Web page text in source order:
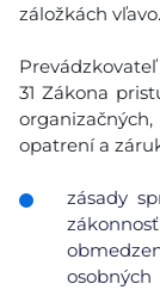
záložkách vľavo.
31 Zákona
opatrení a
zásady